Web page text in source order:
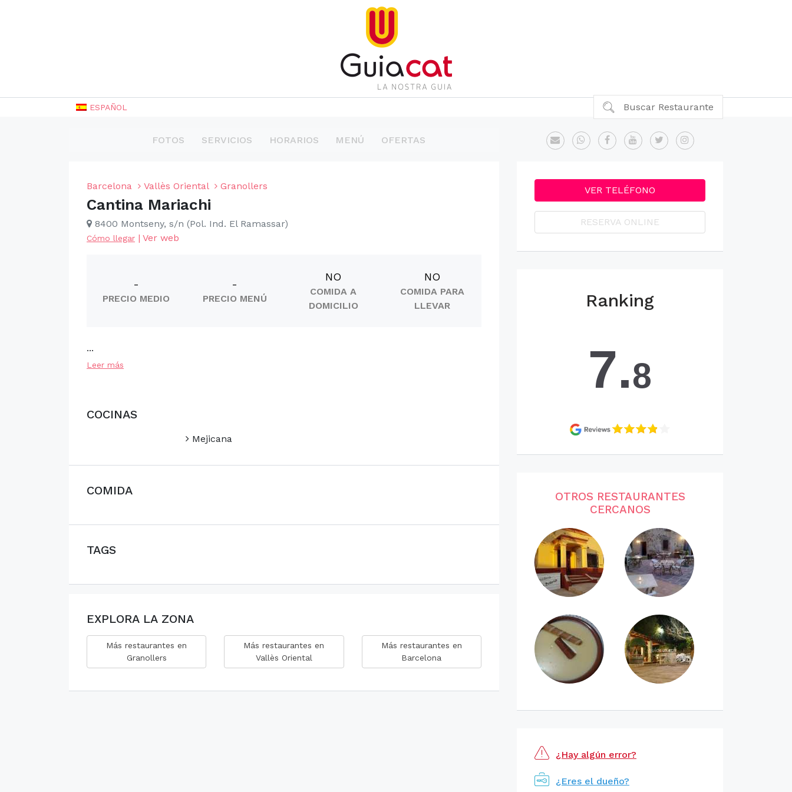
ESPAÑOL Buscar Restaurante
FOTOS SERVICIOS HORARIOS MENÚ OFERTAS
Barcelona Vallès Oriental Granollers
Cantina Mariachi
8400 Montseny, s/n (Pol. Ind. El Ramassar)
Cómo llegar | Ver web
-
PRECIO MEDIO
-
PRECIO MENÚ
NO
COMIDA A
DOMICILIO
NO
COMIDA PARA
LLEVAR
...
Leer más
COCINAS
Mejicana
COMIDA
TAGS
EXPLORA LA ZONA
Más restaurantes en
Granollers
Más restaurantes en
Vallès Oriental
Más restaurantes en
Barcelona
VER TELÉFONO
RESERVA ONLINE
Ranking
7.8
OTROS RESTAURANTES
CERCANOS
¿Hay algún error?
¿Eres el dueño?